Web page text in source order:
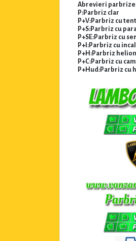
Abrevieri
P:Parbriz clar
P+V:Parbriz cu
P+S:Parbriz cu
P+SE:Parbriz cu
P+I:Parbriz cu
P+H:Parbriz
P+C:Parbriz cu
P+Hud:Parbriz cu